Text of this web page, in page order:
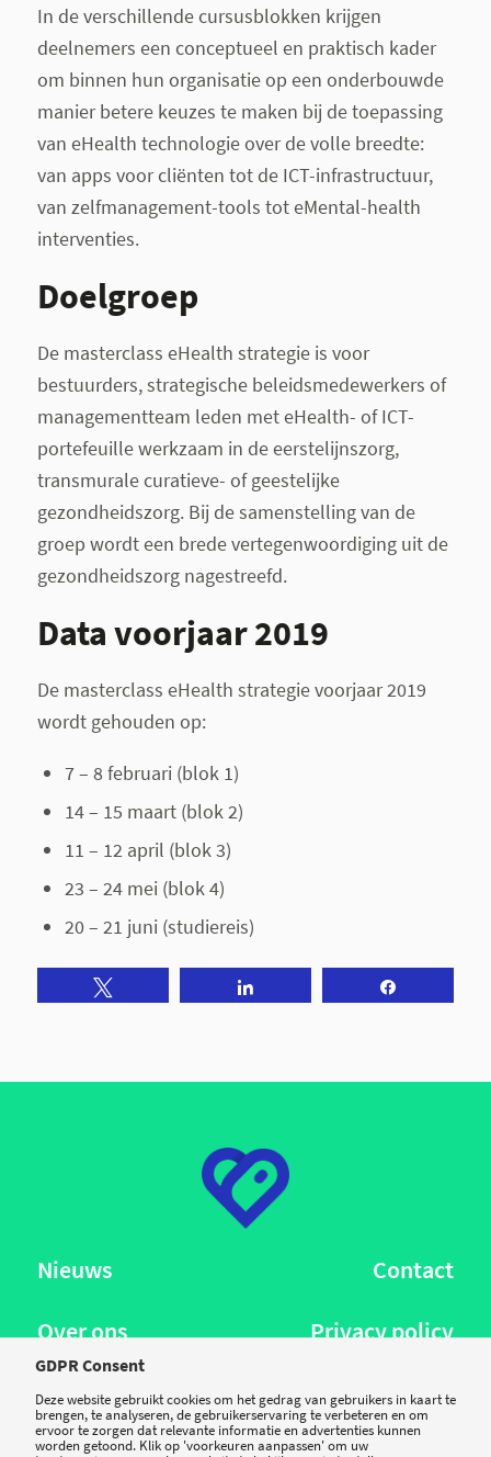
In de verschillende cursusblokken krijgen
deelnemers een conceptueel en praktisch kader
om binnen hun organisatie op een onderbouwde
manier betere keuzes te maken bij de toepassing
van eHealth technologie over de volle breedte:
van apps voor cliënten tot de ICT-infrastructuur,
van zelfmanagement-tools tot eMental-health
interventies.
Doelgroep
De masterclass eHealth strategie is voor
bestuurders, strategische beleidsmedewerkers of
managementteam leden met eHealth- of ICT-
portefeuille werkzaam in de eerstelijnszorg,
transmurale curatieve- of geestelijke
gezondheidszorg. Bij de samenstelling van de
groep wordt een brede vertegenwoordiging uit de
gezondheidszorg nagestreefd.
Data voorjaar 2019
De masterclass eHealth strategie voorjaar 2019
wordt gehouden op:
7 – 8 februari (blok 1)
14 – 15 maart (blok 2)
11 – 12 april (blok 3)
23 – 24 mei (blok 4)
20 – 21 juni (studiereis)
Nieuws
Over ons
Contact
Privacy policy
Volg ons:
GDPR Consent
Deze website gebruikt cookies om het gedrag van gebruikers in kaart te
brengen, te analyseren, de gebruikerservaring te verbeteren en om
ervoor te zorgen dat relevante informatie en advertenties kunnen
worden getoond. Klik op 'voorkeuren aanpassen' om uw